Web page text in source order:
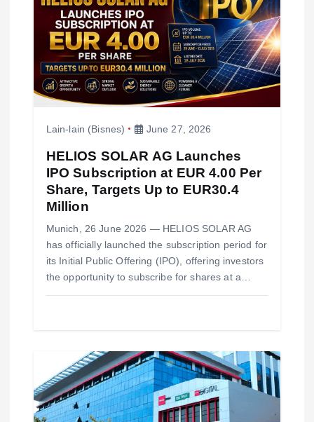
o
n
Lain-lain (Bisnes) June 27, 2026
HELIOS SOLAR AG Launches
IPO Subscription at EUR 4.00 Per
Share, Targets Up to EUR30.4
Million
Munich, 26 June 2026 — HELIOS SOLAR AG
has officially launched the subscription period for
its Initial Public Offering (IPO), offering investors
the opportunity to subscribe for shares at a…